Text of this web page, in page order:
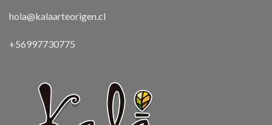
hola@kalaarteorigen.cl
+56997730775